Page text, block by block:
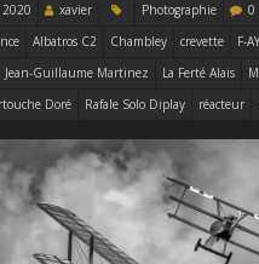
xavier Photographie
0
Albatros C2 Chambley crevette F-
Jean-Guillaume Martinez La Ferté Alais
Doré
Rafale Solo Diplay réacteur